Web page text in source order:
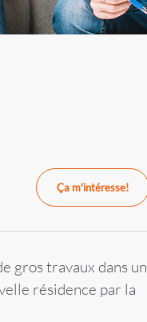
Ça m'intéresse!
gros travaux dans un
résidence par la